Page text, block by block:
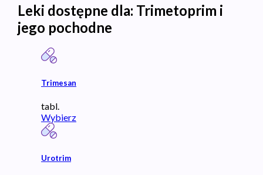
Leki dostępne dla: Trimetoprim i
jego pochodne
Trimesan
tabl.
Wybierz
Urotrim